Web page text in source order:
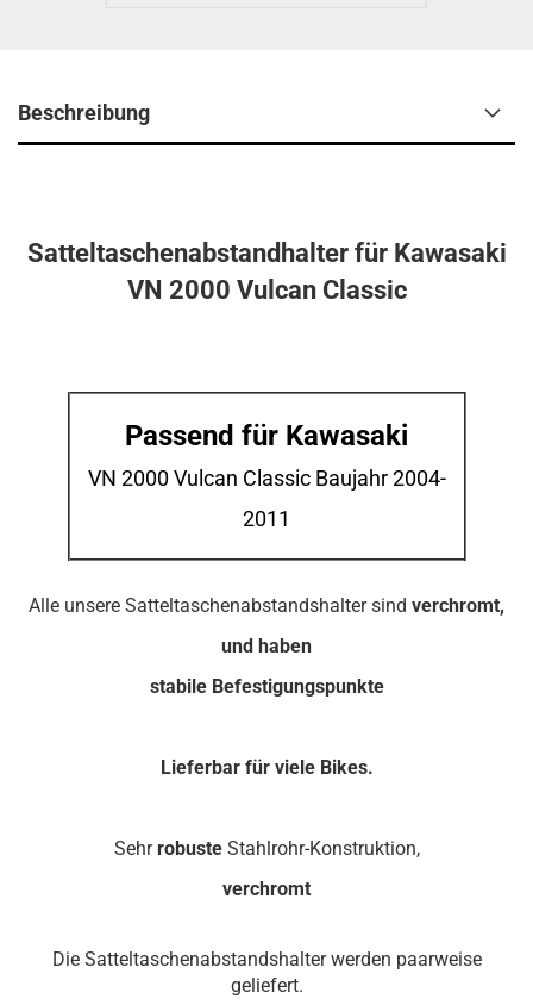
Beschreibung
Satteltaschenabstandhalter für Kawasaki
VN 2000 Vulcan Classic
Passend für Kawasaki
VN 2000 Vulcan Classic Baujahr 2004-
2011
Alle unsere Satteltaschenabstandshalter sind verchromt,
und haben
stabile Befestigungspunkte
Lieferbar für viele Bikes.
SehrrobusteStahlrohr-Konstruktion,
verchromt
Die Satteltaschenabstandshalter werden paarweise
geliefert.